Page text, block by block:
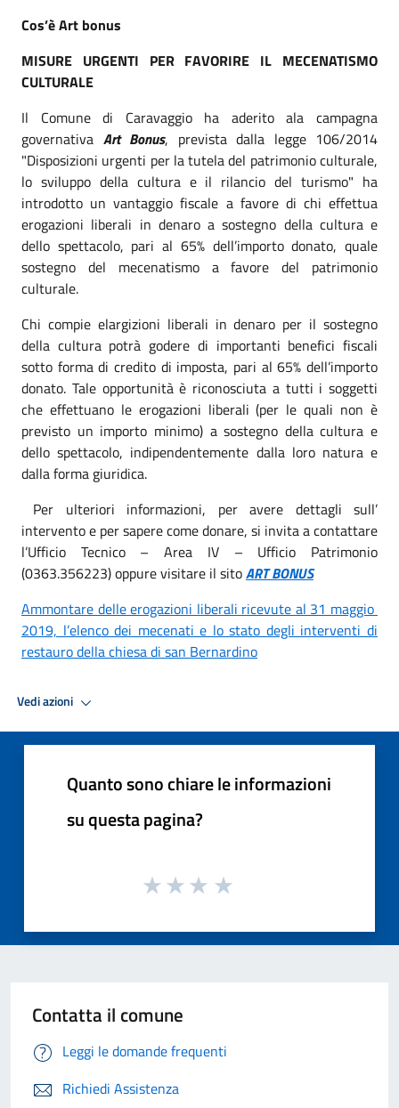
Cos’è Art bonus
MISURE URGENTI PER FAVORIRE IL MECENATISMO
CULTURALE
Il Comune di Caravaggio ha aderito ala campagna
governativa Art Bonus, prevista dalla legge 106/2014
"Disposizioni urgenti per la tutela del patrimonio culturale,
lo sviluppo della cultura e il rilancio del turismo" ha
introdotto un vantaggio fiscale a favore di chi effettua
erogazioni liberali in denaro a sostegno della cultura e
dello spettacolo, pari al 65% dell’importo donato, quale
sostegno del mecenatismo a favore del patrimonio
culturale.
Chi compie elargizioni liberali in denaro per il sostegno
della cultura potrà godere di importanti benefici fiscali
sotto forma di credito di imposta, pari al 65% dell’importo
donato. Tale opportunità è riconosciuta a tutti i soggetti
che effettuano le erogazioni liberali (per le quali non è
previsto un importo minimo) a sostegno della cultura e
dello spettacolo, indipendentemente dalla loro natura e
dalla forma giuridica.
Per ulteriori informazioni, per avere dettagli sull’
intervento e per sapere come donare, si invita a contattare
l’Ufficio Tecnico – Area IV – Ufficio Patrimonio
(0363.356223) oppure visitare il sitoART BONUS
Ammontare delle erogazioni liberali ricevute al 31 maggio
2019, l’elenco dei mecenati e lo stato degli interventi di
restauro della chiesa di san Bernardino
Vedi azioni
Quanto sono chiare le informazioni
su questa pagina?
Contatta il comune
Leggi le domande frequenti
Richiedi Assistenza